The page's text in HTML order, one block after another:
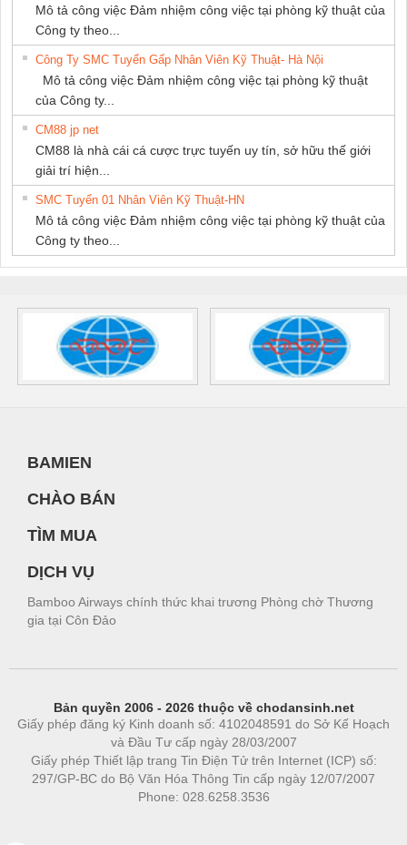
Mô tả công việc Đảm nhiệm công việc tại phòng kỹ thuật của
Công ty theo...
Công Ty SMC Tuyển Gấp Nhân Viên Kỹ Thuật- Hà Nội
Mô tả công việc Đảm nhiệm công việc tại phòng kỹ thuật
của Công ty...
CM88 jp net
CM88 là nhà cái cá cược trực tuyến uy tín, sở hữu thế giới
giải trí hiện...
SMC Tuyển 01 Nhân Viên Kỹ Thuật-HN
Mô tả công việc Đảm nhiệm công việc tại phòng kỹ thuật của
Công ty theo...
BAMIEN
CHÀO BÁN
TÌM MUA
DỊCH VỤ
Bamboo Airways chính thức khai trương Phòng chờ Thương
gia tại Côn Đảo
Bản quyền 2006 - 2026 thuộc về chodansinh.net
Giấy phép đăng ký Kinh doanh số: 4102048591 do Sở Kế Hoạch
và Đầu Tư cấp ngày 28/03/2007
Giấy phép Thiết lập trang Tin Điện Tử trên Internet (ICP) số:
297/GP-BC do Bộ Văn Hóa Thông Tin cấp ngày 12/07/2007
Phone: 028.6258.3536